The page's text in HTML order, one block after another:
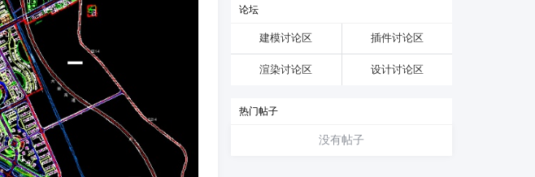
论坛
建模讨论区 插件讨论区
渲染讨论区 设计讨论区
热门帖子
没有帖子